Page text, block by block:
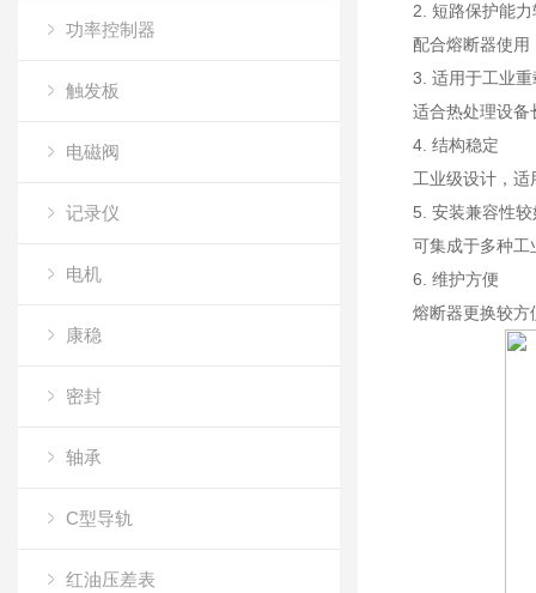
功率控制器
触发板
电磁阀
记录仪
电机
康稳
密封
轴承
C型导轨
红油压差表
2. 短路保护能力
配合熔断器使用
3. 适用于工业重
适合热处理设备
4. 结构稳定
工业级设计，
5. 安装兼容性较
可集成于多种工
6. 维护方便
熔断器更换较方